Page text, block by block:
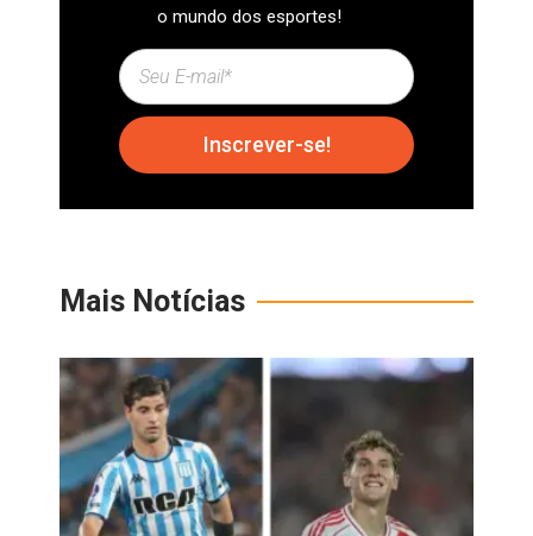
o mundo dos esportes!
Inscrever-se!
Mais Notícias